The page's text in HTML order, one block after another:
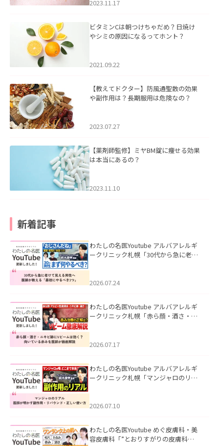
2023.11.17
ビタミンCは朝つけちゃだめ？日焼け
やシミの原因になるってホント？
2021.09.22
【教えてドクター】防風通聖散の効果
や副作用は？長期服用は危険なの？
2023.07.27
【薬剤師監修】ミヤBM錠に痩せる効果
は本当にあるの？
2023.11.10
新着記事
わたしの名医Youtube アルバアレルギ
ークリニック札幌「30代から急に老け
た。
2026.07.24
わたしの名医Youtube アルバアレルギ
ークリニック札幌「赤ら顔・酒さ・ニ
した。
2026.07.17
わたしの名医Youtube アルバアレルギ
ークリニック札幌「マンジャロのリア
た。
2026.07.10
わたしの名医Youtube めぐ皮膚科・美
容皮膚科「”とおりすがりの皮膚科